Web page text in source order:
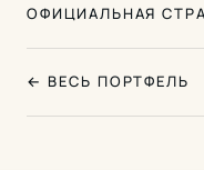
ОФИЦИАЛЬНАЯ
← ВЕСЬ ПОРТФЕЛЬ